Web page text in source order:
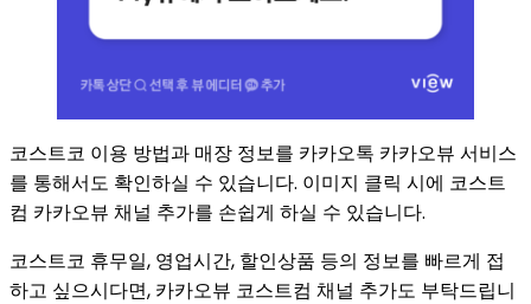
코스트코 이용 방법과 매장 정보를 카카오톡 카카오뷰 서비스
를 통해서도 확인하실 수 있습니다. 이미지 클릭 시에 코스트
컴 카카오뷰 채널 추가를 손쉽게 하실 수 있습니다.
코스트코 휴무일, 영업시간, 할인상품 등의 정보를 빠르게 접
하고 싶으시다면, 카카오뷰 코스트컴 채널 추가도 부탁드립니